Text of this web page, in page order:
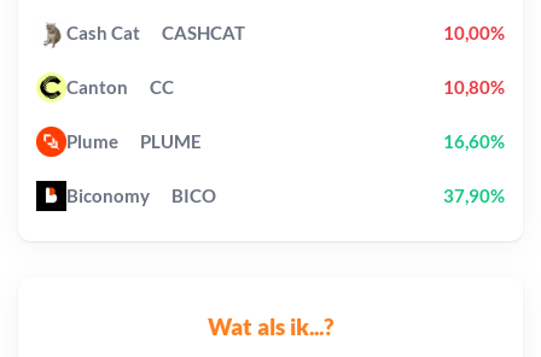
Wat als ik...?
Cash Cat CASHCAT 10,00%
Canton CC 10,80%
Plume PLUME 16,60%
Biconomy BICO 37,90%